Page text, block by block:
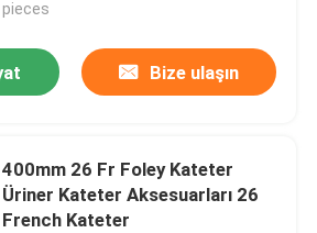
pieces
Bize ulaşın
400mm 26 Fr Foley Kateter
Üriner Kateter Aksesuarları 26
French Kateter